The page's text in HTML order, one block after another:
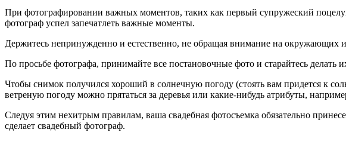
При фотографировании важных моментов, таких как первый супружеский
фотограф успел запечатлеть важные моменты.
Держитесь непринужденно и естественно, не обращая внимание на окружающих
По просьбе фотографа, принимайте все постановочные фото и старайтесь
Чтобы снимок получился хороший в солнечную погоду (стоять вам придется к
ветреную погоду можно прятаться за деревья или какие-нибудь атрибуты,
Следуя этим нехитрым правилам, ваша свадебная фотосъемка обязательно
сделает свадебный фотограф.